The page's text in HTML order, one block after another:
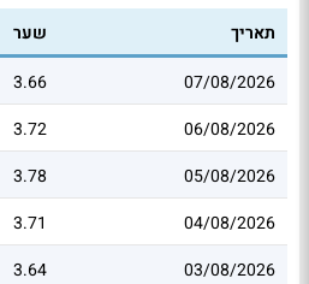
תאריך שער
07/08/2026
3.66
06/08/2026
3.72
05/08/2026
3.78
04/08/2026
3.71
03/08/2026
3.64